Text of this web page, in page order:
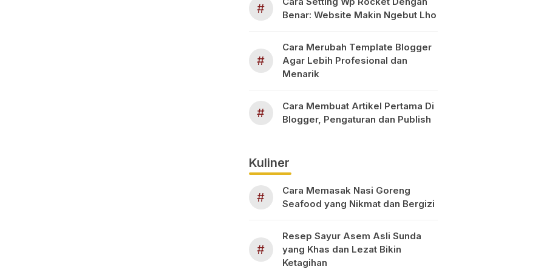
#
Benar: Website Makin Ngebut Lho
#
Cara Merubah Template Blogger
Agar Lebih Profesional dan
Menarik
#
Cara Membuat Artikel Pertama Di
Blogger, Pengaturan dan Publish
Kuliner
#
Cara Memasak Nasi Goreng
Seafood yang Nikmat dan Bergizi
#
Resep Sayur Asem Asli Sunda
yang Khas dan Lezat Bikin
Ketagihan